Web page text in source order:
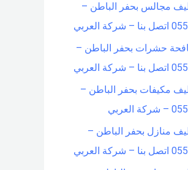
مجالس بحفر الباطن –
العربي
حشرات بحفر الباطن –
العربي
مكيفات بحفر الباطن –
منازل بحفر الباطن –
العربي